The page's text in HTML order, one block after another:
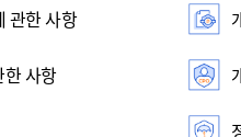
관한 사항
한 사항